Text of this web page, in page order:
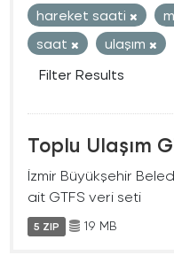
hareket saati
saat
ulaşım
Filter Results
Toplu Ulaşım
İzmir Büyükşehir
ait GTFS veri seti
5 ZIP 19 MB